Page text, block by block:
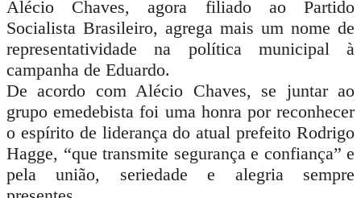
Alécio Chaves, agora filiado ao Partido
Socialista Brasileiro, agrega mais um nome de
representatividade na política municipal à
campanha de Eduardo.
De acordo com Alécio Chaves, se juntar ao
grupo emedebista foi uma honra por reconhecer
o espírito de liderança do atual prefeito Rodrigo
Hagge, “que transmite segurança e confiança” e
pela união, seriedade e alegria sempre